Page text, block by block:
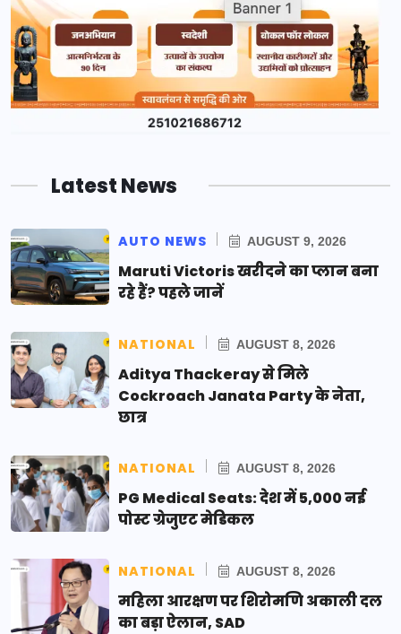
Latest News
AUTO NEWS AUGUST 9, 2026
Maruti Victoris खरीदने का प्लान बना
रहे हैं? पहले जानें
NATIONAL AUGUST 8, 2026
Aditya Thackeray से मिले
Cockroach Janata Party के नेता,
छात्र
NATIONAL AUGUST 8, 2026
PG Medical Seats: देश में 5,000 नई
पोस्ट ग्रेजुएट मेडिकल
NATIONAL AUGUST 8, 2026
महिला आरक्षण पर शिरोमणि अकाली दल
का बड़ा ऐलान, SAD